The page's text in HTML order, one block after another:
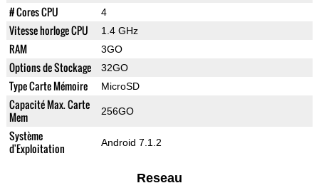
# Cores CPU 4
Vitesse horloge CPU 1.4 GHz
RAM 3GO
Options de Stockage 32GO
Type Carte Mémoire MicroSD
Capacité Max. Carte
Mem
256GO
Système
d'Exploitation
Android 7.1.2
Reseau